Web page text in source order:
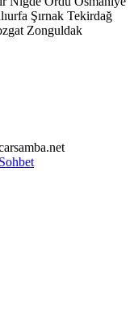
Şırnak Tekirdağ
Zonguldak